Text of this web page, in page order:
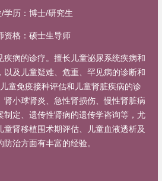
学历： 博士/研究生
资格： 硕士生导师
疾病的诊疗。擅长儿童泌尿系统疾病和
以及儿童疑难、危重、罕见病的诊断和
童免疫接种评估和儿童肾脏疾病的诊
肾小球肾炎、急性肾损伤、慢性肾脏病
制定、遗传性肾病的遗传学咨询等，尤
童肾移植围术期评估、儿童血液透析及
防治方面有丰富的经验。